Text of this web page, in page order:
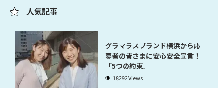
人気記事
グラマラスブランド横浜から応
募者の皆さまに安心安全宣言！
「5つの約束」
18292 Views